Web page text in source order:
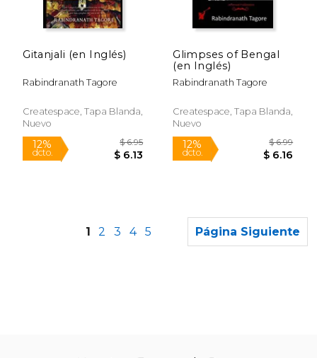
12% 12%
Gitanjali (en Inglés)
Rabindranath Tagore
Createspace, Tapa Blanda,
Nuevo
Glimpses of Bengal
(en Inglés)
Rabindranath Tagore
Createspace, Tapa Blanda,
Nuevo
1 2 3 4 5 Página Siguiente